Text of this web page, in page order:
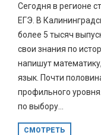
Сегодня в регионе
ЕГЭ. В
более 5 тысяч
свои знания по
напишут
язык. Почти
профильного
по выбору...
СМОТРЕТЬ